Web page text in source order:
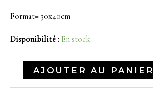
Format= 30x40cm
Disponibilité : En stock
AJOUTER AU PANIER